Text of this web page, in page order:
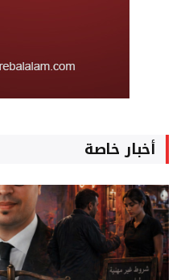
أخبار خاصة